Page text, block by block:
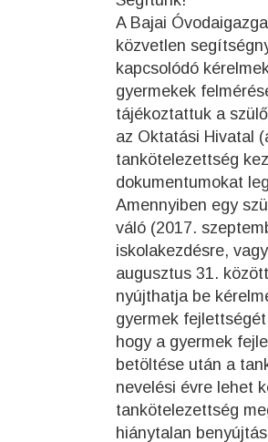
A Bajai
közvetlen
kapcsolódó
gyermekek
tájékoztattuk a
az Oktatási Hivatal
tankötelezettség
dokumentumokat
Amennyiben egy
váló (2017.
iskolakezdésre,
augusztus 31.
nyújthatja be
gyermek
hogy a gyermek
betöltése után a
nevelési évre lehet
tankötelezettség
hiánytalan